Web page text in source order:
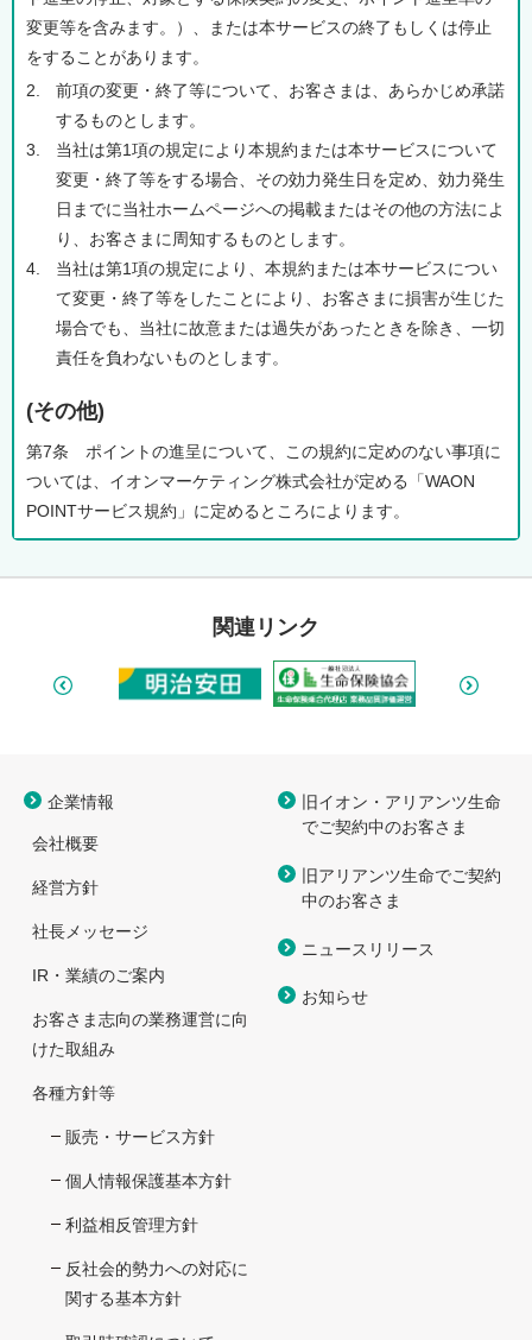
変更等を含みます。）、または本サービスの終了もしくは停止
をすることがあります。
2.
前項の変更・終了等について、お客さまは、あらかじめ承諾
するものとします。
3.
当社は第1項の規定により本規約または本サービスについて
変更・終了等をする場合、その効力発生日を定め、効力発生
日までに当社ホームページへの掲載またはその他の方法によ
り、お客さまに周知するものとします。
4.
当社は第1項の規定により、本規約または本サービスについ
て変更・終了等をしたことにより、お客さまに損害が生じた
場合でも、当社に故意または過失があったときを除き、一切
責任を負わないものとします。
(その他)
第7条 ポイントの進呈について、この規約に定めのない事項に
ついては、イオンマーケティング株式会社が定める「WAON
POINTサービス規約」に定めるところによります。
関連リンク
企業情報
会社概要
経営方針
社長メッセージ
IR・業績のご案内
お客さま志向の業務運営に向
けた取組み
各種方針等
販売・サービス方針
個人情報保護基本方針
利益相反管理方針
反社会的勢力への対応に
関する基本方針
旧イオン・アリアンツ生命
でご契約中のお客さま
旧アリアンツ生命でご契約
中のお客さま
ニュースリリース
お知らせ